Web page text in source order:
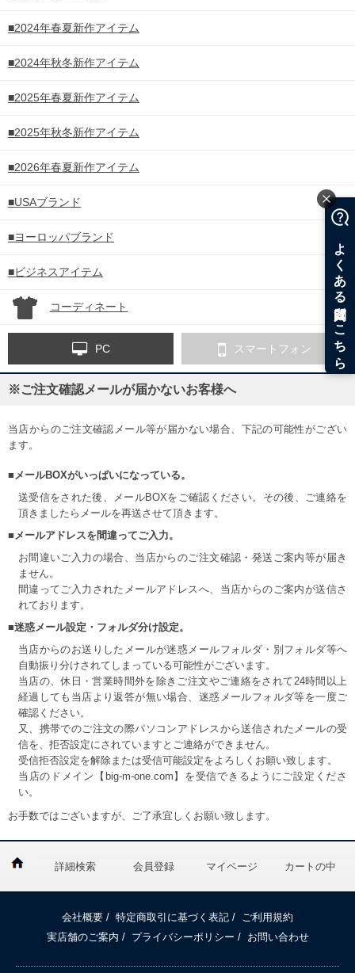
■2024年春夏新作アイテム
■2024年秋冬新作アイテム
■2025年春夏新作アイテム
■2025年秋冬新作アイテム
■2026年春夏新作アイテム
■USAブランド
■ヨーロッパブランド
■ビジネスアイテム
コーディネート
PC スマートフォン
※ご注文確認メールが届かないお客様へ
当店からのご注文確認メール等が届かない場合、下記の可能性がござい
ます。
■メールBOXがいっぱいになっている。
送受信をされた後、メールBOXをご確認ください。その後、ご連絡を
頂きましたらメールを再送させて頂きます。
■メールアドレスを間違ってご入力。
お間違いご入力の場合、当店からのご注文確認・発送ご案内等が届き
ません。
間違ってご入力されたメールアドレスへ、当店からのご案内が送信さ
れております。
■迷惑メール設定・フォルダ分け設定。
当店からのお送りしたメールが迷惑メールフォルダ・別フォルダ等へ
自動振り分けされてしまっている可能性がございます。
当店の、休日・営業時間外を除きご注文やご連絡をされて24時間以上
経過しても当店より返答が無い場合、迷惑メールフォルダ等を一度ご
確認ください。
又、携帯でのご注文の際パソコンアドレスから送信されたメールの受
信を、拒否設定にされていますとご連絡ができません。
受信拒否設定を解除または受信可能設定をよろしくお願い致します。
当店のドメイン【big-m-one.com】を受信できるようにご設定くださ
い。
お手数ではございますが、ご了承宜しくお願い致します。
詳細検索 会員登録 マイページ カートの中
会社概要 / 特定商取引に基づく表記 /
ご利用規約
実店舗のご案内 / プライバシーポリシー / お問い合わせ